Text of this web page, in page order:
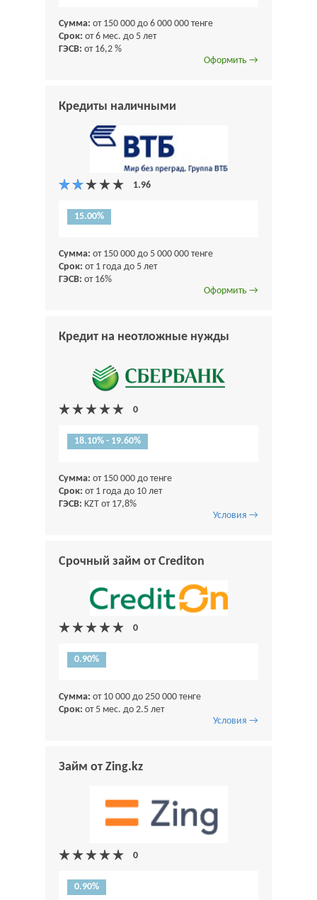
Сумма: от 150 000 до 6 000 000 тенге
Срок: от 6 мес. до 5 лет
ГЭСВ: от 16,2 %
Оформить →
Кредиты наличными
15.00%
Сумма: от 150 000 до 5 000 000 тенге
Срок: от 1 года до 5 лет
ГЭСВ: от 16%
Оформить →
Кредит на неотложные нужды
18.10% - 19.60%
Сумма: от 150 000 до тенге
Срок: от 1 года до 10 лет
ГЭСВ: KZT от 17,8%
Условия →
Срочный займ от Crediton
0.90%
Сумма: от 10 000 до 250 000 тенге
Срок: от 5 мес. до 2.5 лет
Условия →
Займ от Zing.kz
0.90%